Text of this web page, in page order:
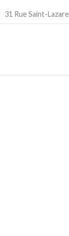
31 Rue Saint-